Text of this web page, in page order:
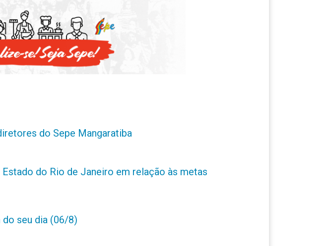
do Sepe Mangaratiba
do Rio de Janeiro em relação às metas
do seu dia (06/8)